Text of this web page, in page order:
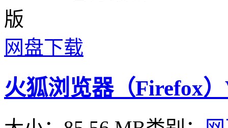
网盘下载
火狐浏览器（Firefox